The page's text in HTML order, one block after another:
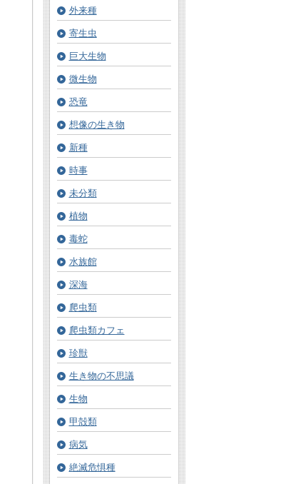
外来種
寄生虫
巨大生物
微生物
恐竜
想像の生き物
新種
時事
未分類
植物
毒蛇
水族館
深海
爬虫類
爬虫類カフェ
珍獣
生き物の不思議
生物
甲殻類
病気
絶滅危惧種